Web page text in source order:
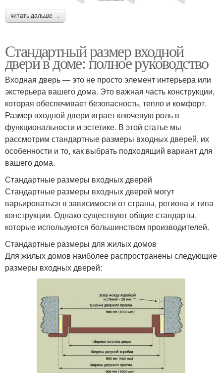
читать дальше →
Стандартный размер входной
двери в доме: полное руководство
Входная дверь — это не просто элемент интерьера или
экстерьера вашего дома. Это важная часть конструкции,
которая обеспечивает безопасность, тепло и комфорт.
Размер входной двери играет ключевую роль в
функциональности и эстетике. В этой статье мы
рассмотрим стандартные размеры входных дверей, их
особенности и то, как выбрать подходящий вариант для
вашего дома.
Стандартные размеры входных дверей
Стандартные размеры входных дверей могут
варьироваться в зависимости от страны, региона и типа
конструкции. Однако существуют общие стандарты,
которые используются большинством производителей.
Стандартные размеры для жилых домов
Для жилых домов наиболее распространены следующие
размеры входных дверей: